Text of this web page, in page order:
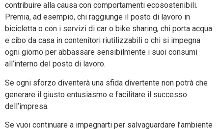
contribuire alla causa con comportamenti ecosostenibili.
Premia, ad esempio, chi raggiunge il posto di lavoro in
bicicletta o con i servizi di car o bike sharing, chi porta acqua
e cibo da casa in contenitori riutilizzabili o chi si impegna
ogni giorno per abbassare sensibilmente i suoi consumi
all’interno del posto di lavoro.
Se ogni sforzo diventerà una sfida divertente non potrà che
generare il giusto entusiasmo e facilitare il successo
dell’impresa.
Se vuoi continuare a impegnarti per salvaguardare l’ambiente